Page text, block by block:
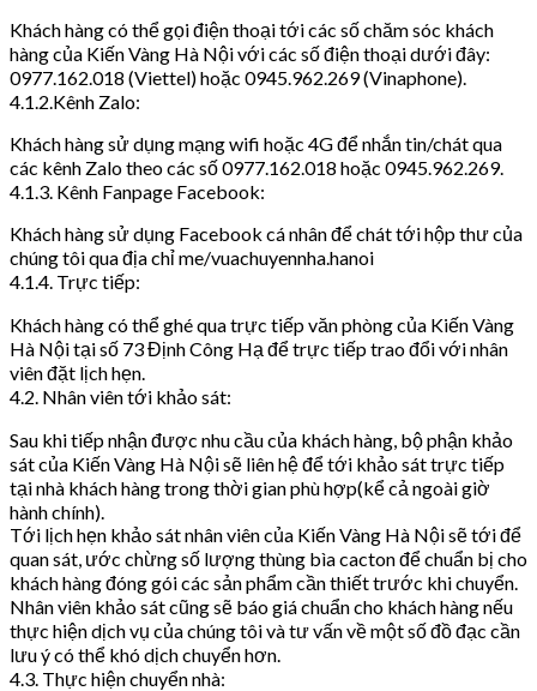
Khách hàng có thể gọi điện thoại tới các số chăm sóc khách
hàng của Kiến Vàng Hà Nội với các số điện thoại dưới đây:
0977.162.018 (Viettel) hoặc 0945.962.269 (Vinaphone).
4.1.2.Kênh Zalo:
Khách hàng sử dụng mạng wifi hoặc 4G để nhắn tin/chát qua
các kênh Zalo theo các số 0977.162.018 hoặc 0945.962.269.
4.1.3. Kênh Fanpage Facebook:
Khách hàng sử dụng Facebook cá nhân để chát tới hộp thư của
chúng tôi qua địa chỉ me/vuachuyennha.hanoi
4.1.4. Trực tiếp:
Khách hàng có thể ghé qua trực tiếp văn phòng của Kiến Vàng
Hà Nội tại số 73 Định Công Hạ để trực tiếp trao đổi với nhân
viên đặt lịch hẹn.
4.2. Nhân viên tới khảo sát:
Sau khi tiếp nhận được nhu cầu của khách hàng, bộ phận khảo
sát của Kiến Vàng Hà Nội sẽ liên hệ để tới khảo sát trực tiếp
tại nhà khách hàng trong thời gian phù hợp(kể cả ngoài giờ
hành chính).
Tới lịch hẹn khảo sát nhân viên của Kiến Vàng Hà Nội sẽ tới để
quan sát, ước chừng số lượng thùng bìa cacton để chuẩn bị cho
khách hàng đóng gói các sản phẩm cần thiết trước khi chuyển.
Nhân viên khảo sát cũng sẽ báo giá chuẩn cho khách hàng nếu
thực hiện dịch vụ của chúng tôi và tư vấn về một số đồ đạc cần
lưu ý có thể khó dịch chuyển hơn.
4.3. Thực hiện chuyển nhà: